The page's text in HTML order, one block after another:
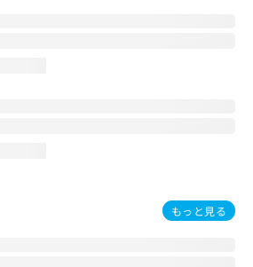
もっと見る